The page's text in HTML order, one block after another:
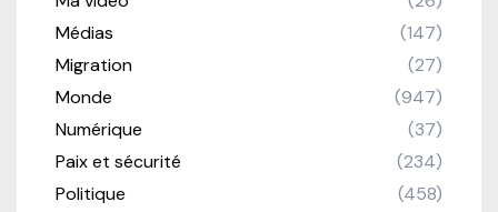
Médias
(147)
Migration
(27)
Monde
(947)
Numérique
(37)
Paix et sécurité
(234)
Politique
(458)